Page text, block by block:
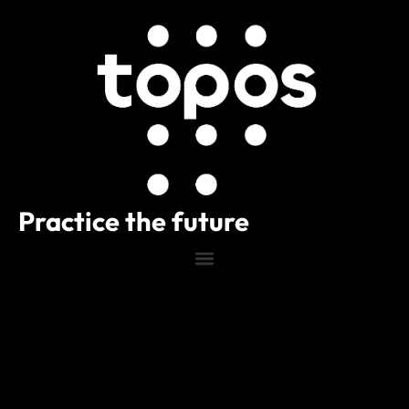
Practice the future